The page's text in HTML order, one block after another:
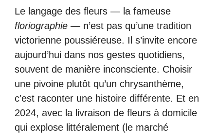
Le langage des fleurs — la fameuse
floriographie — n’est pas qu’une tradition
victorienne poussiéreuse. Il s’invite encore
aujourd’hui dans nos gestes quotidiens,
souvent de manière inconsciente. Choisir
une pivoine plutôt qu’un chrysanthème,
c’est raconter une histoire différente. Et en
2024, avec la livraison de fleurs à domicile
qui explose littéralement (le marché